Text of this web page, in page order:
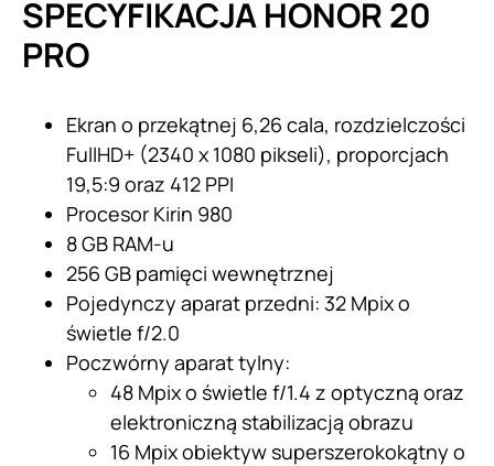
SPECYFIKACJA HONOR 20
PRO
Ekran o przekątnej 6,26 cala, rozdzielczości
FullHD+ (2340 x 1080 pikseli), proporcjach
19,5:9 oraz 412 PPI
Procesor Kirin 980
8 GB RAM-u
256 GB pamięci wewnętrznej
Pojedynczy aparat przedni: 32 Mpix o
świetle f/2.0
Poczwórny aparat tylny:
48 Mpix o świetle f/1.4 z optyczną oraz
elektroniczną stabilizacją obrazu
16 Mpix obiektyw superszerokokątny o